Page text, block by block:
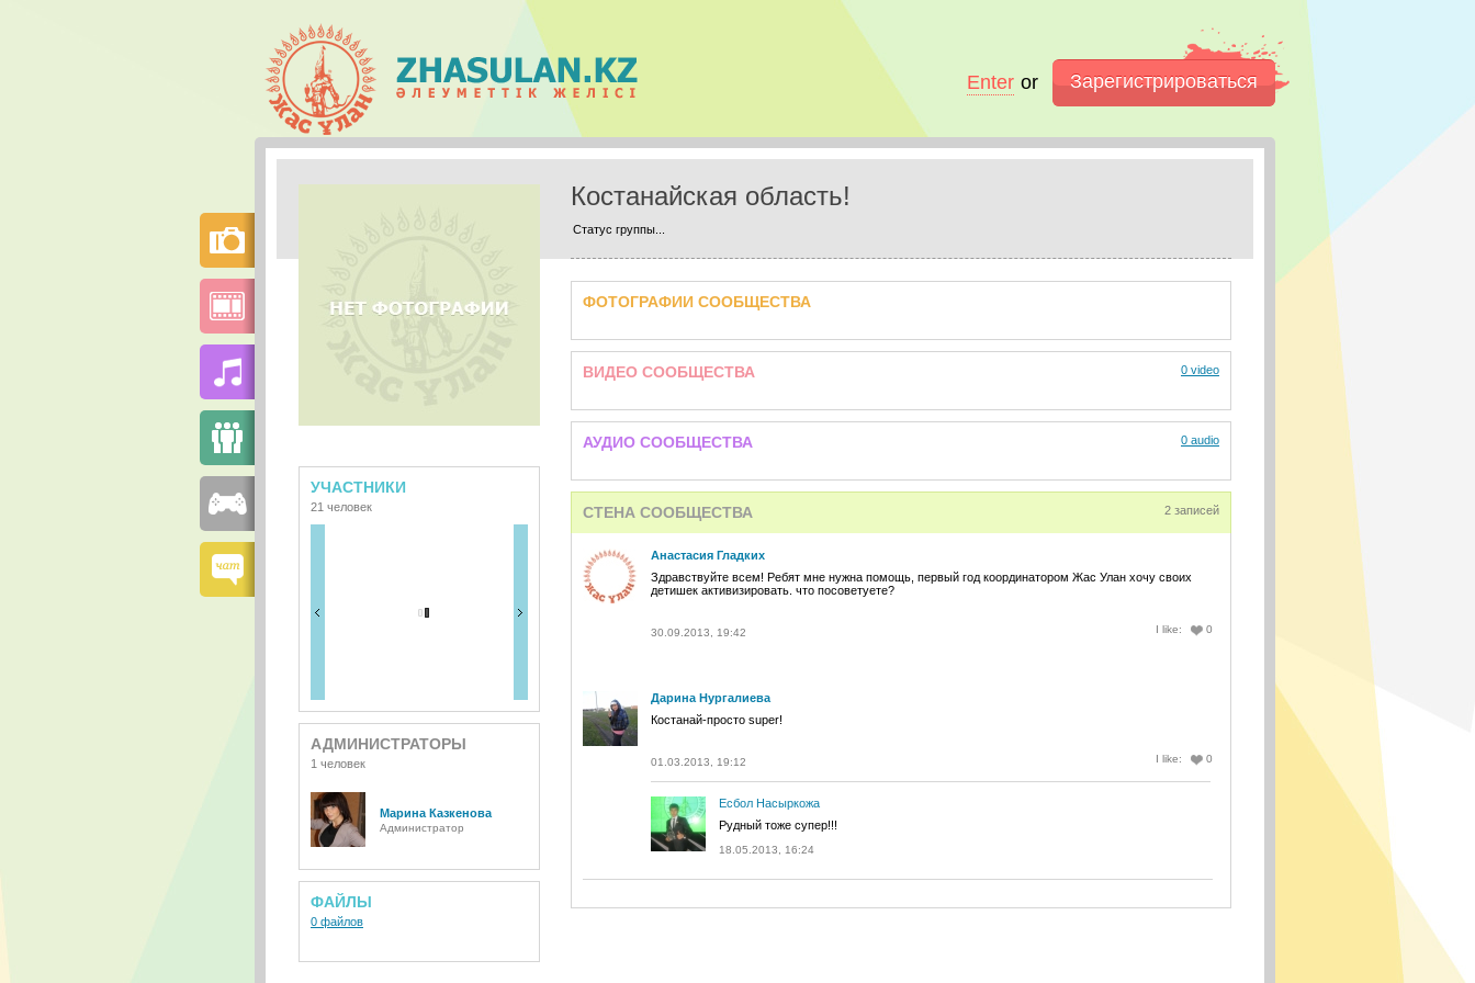
Enter or Зарегистрироваться
Костанайская область!
Статус группы...
УЧАСТНИКИ
21 человек
АДМИНИСТРАТОРЫ
1 человек
Марина Казкенова
Администратор
ФАЙЛЫ
0 файлов
ФОТОГРАФИИ СООБЩЕСТВА
ВИДЕО СООБЩЕСТВА 0 video
АУДИО СООБЩЕСТВА 0 audio
СТЕНА СООБЩЕСТВА 2 записей
Анастасия Гладких
Здравствуйте всем! Ребят мне нужна помощь, первый год координатором Жас Улан хочу своих
детишек активизировать. что посоветуете?
0
I like:
30.09.2013, 19:42
Дарина Нургалиева
Костанай-просто super!
0
I like:
01.03.2013, 19:12
Есбол Насыркожа
Рудный тоже супер!!!
18.05.2013, 16:24